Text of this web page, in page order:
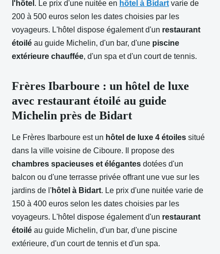
l'hôtel . Le prix d'une nuitée en hôtel à Bidart varie de
200 à 500 euros selon les dates choisies par les
voyageurs. L'hôtel dispose également d'un restaurant
étoilé au guide Michelin, d'un bar, d'une piscine
extérieure chauffée, d'un spa et d'un court de tennis.
Frères Ibarboure : un hôtel de luxe
avec restaurant étoilé au guide
Michelin près de Bidart
Le Frères Ibarboure est un hôtel de luxe 4 étoiles situé
dans la ville voisine de Ciboure. Il propose des
chambres spacieuses et élégantes dotées d'un
balcon ou d'une terrasse privée offrant une vue sur les
jardins de l'hôtel à Bidart. Le prix d'une nuitée varie de
150 à 400 euros selon les dates choisies par les
voyageurs. L'hôtel dispose également d'un restaurant
étoilé au guide Michelin, d'un bar, d'une piscine
extérieure, d'un court de tennis et d'un spa.